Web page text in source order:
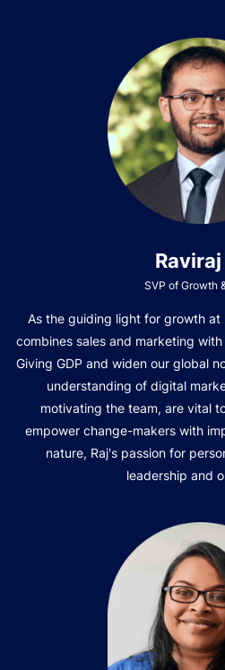
Raviraj
SVP of Growth
As the guiding light for growth at
combines sales and marketing
Giving GDP and widen our global
understanding of digital
motivating the team, are vital
empower change-makers with
nature, Raj's passion for
leadership and